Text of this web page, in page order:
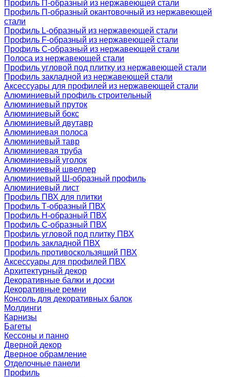
Профиль П-образный из нержавеющей стали
Профиль П-образный окантовочный из нержавеющей
стали
Профиль L-образный из нержавеющей стали
Профиль F-образный из нержавеющей стали
Профиль C-образный из нержавеющей стали
Полоса из нержавеющей стали
Профиль угловой под плитку из нержавеющей стали
Профиль закладной из нержавеющей стали
Аксессуары для профилей из нержавеющей стали
Алюминиевый профиль строительный
Алюминиевый пруток
Алюминиевый бокс
Алюминиевый двутавр
Алюминиевая полоса
Алюминиевый тавр
Алюминиевая труба
Алюминиевый уголок
Алюминиевый швеллер
Алюминиевый Ш-образный профиль
Алюминиевый лист
Профиль ПВХ для плитки
Профиль Т-образный ПВХ
Профиль H-образный ПВХ
Профиль C-образный ПВХ
Профиль угловой под плитку ПВХ
Профиль закладной ПВХ
Профиль противоскользящий ПВХ
Аксессуары для профилей ПВХ
Архитектурный декор
Декоративные балки и доски
Декоративные ремни
Консоль для декоративных балок
Молдинги
Карнизы
Багеты
Кессоны и панно
Дверной декор
Дверное обрамление
Отделочные панели
Профиль